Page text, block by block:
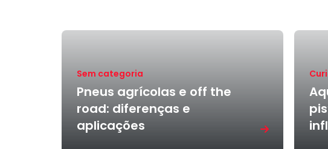
Sem categoria
Pneus agrícolas e off the
road: diferenças e
aplicações